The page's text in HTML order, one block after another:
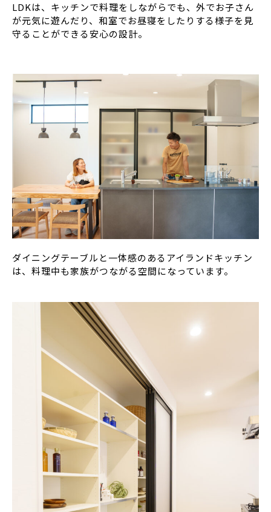
LDKは、キッチンで料理をしながらでも、外でお子さん
が元気に遊んだり、和室でお昼寝をしたりする様子を見
守ることができる安心の設計。
ダイニングテーブルと一体感のあるアイランドキッチン
は、料理中も家族がつながる空間になっています。